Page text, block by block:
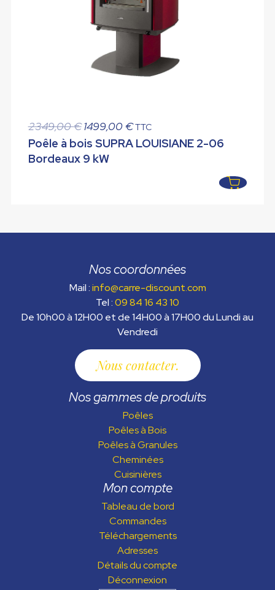
2349,00€ Le
prix
initial
1499,00€Le
prix
TTC
Poêle à bois SUPRA LOUISIANE 2-06
Bordeaux 9 kW
Nos coordonnées
Mail :info@carre-discount.com
Tel :09 84 16 43 10
De 10h00 à 12H00 et de 14H00 à 17H00 du Lundi au
Vendredi
Nous contacter
Nos gammes de produits
Poêles
Poêles à Bois
Poêles à Granules
Cheminées
Cuisinières
Mon compte
Tableau de bord
Commandes
Téléchargements
Adresses
Détails du compte
Déconnexion